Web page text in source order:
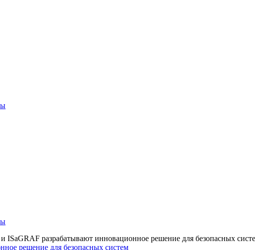
ISaGRAF разрабатывают инновационное решение для безопасных
решение для безопасных систем